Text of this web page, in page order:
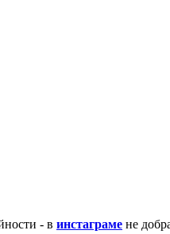
- в инстаграме не